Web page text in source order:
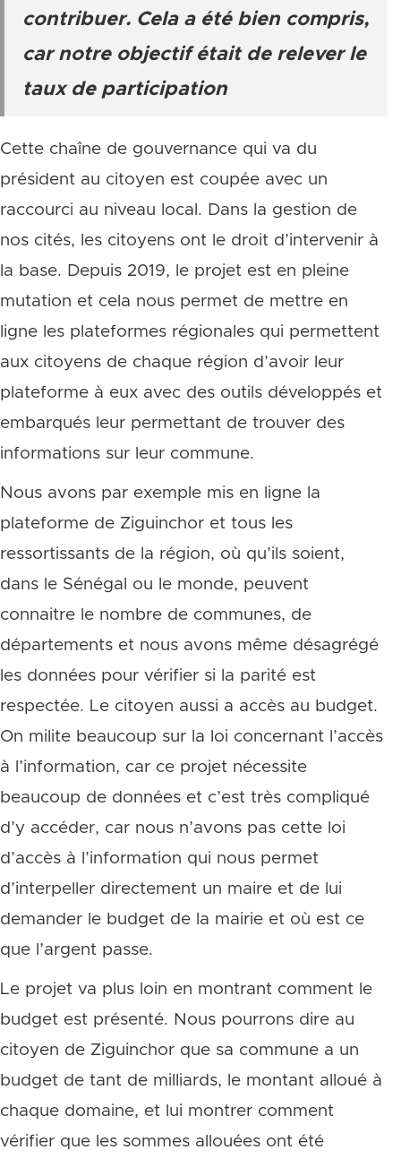
contribuer. Cela a été bien compris,
car notre objectif était de relever le
taux de participation
Cette chaîne de gouvernance qui va du
président au citoyen est coupée avec un
raccourci au niveau local. Dans la gestion de
nos cités, les citoyens ont le droit d’intervenir à
la base. Depuis 2019, le projet est en pleine
mutation et cela nous permet de mettre en
ligne les plateformes régionales qui permettent
aux citoyens de chaque région d’avoir leur
plateforme à eux avec des outils développés et
embarqués leur permettant de trouver des
informations sur leur commune.
Nous avons par exemple mis en ligne la
plateforme de Ziguinchor et tous les
ressortissants de la région, où qu’ils soient,
dans le Sénégal ou le monde, peuvent
connaitre le nombre de communes, de
départements et nous avons même désagrégé
les données pour vérifier si la parité est
respectée. Le citoyen aussi a accès au budget.
On milite beaucoup sur la loi concernant l’accès
à l’information, car ce projet nécessite
beaucoup de données et c’est très compliqué
d’y accéder, car nous n’avons pas cette loi
d’accès à l’information qui nous permet
d’interpeller directement un maire et de lui
demander le budget de la mairie et où est ce
que l’argent passe.
Le projet va plus loin en montrant comment le
budget est présenté. Nous pourrons dire au
citoyen de Ziguinchor que sa commune a un
budget de tant de milliards, le montant alloué à
chaque domaine, et lui montrer comment
vérifier que les sommes allouées ont été